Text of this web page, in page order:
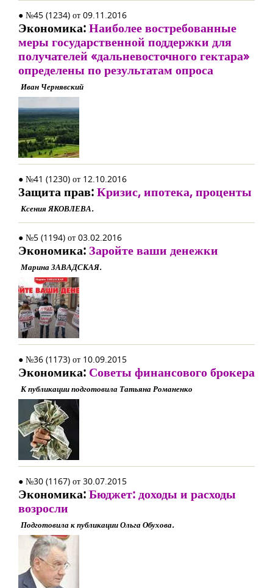
● №45 (1234) от 09.11.2016
Экономика:Наиболее востребованные
меры государственной поддержки для
получателей «дальневосточного гектара»
определены по результатам опроса
Иван Чернявский
● №41 (1230) от 12.10.2016
Защита прав:Кризис, ипотека, проценты
Ксения ЯКОВЛЕВА.
● №5 (1194) от 03.02.2016
Экономика: Заройте ваши денежки
Марина ЗАВАДСКАЯ.
● №36 (1173) от 10.09.2015
Экономика: Советы финансового брокера
К публикации подготовила Татьяна Романенко
● №30 (1167) от 30.07.2015
Экономика:Бюджет: доходы и расходы
возросли
Подготовила к публикации Ольга Обухова.